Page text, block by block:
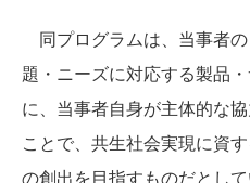
同プログラムは、当事者
題・ニーズに対応する製品
に、当事者自身が主体的な
ことで、共生社会実現に資
の創出を目指すものだとして